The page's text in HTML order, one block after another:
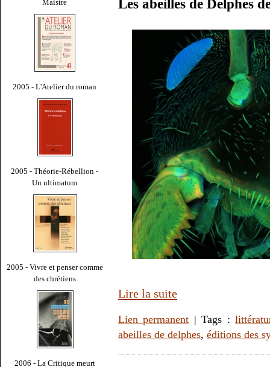
Maistre
2005 - L'Atelier du roman
2005 - Théorie-Rébellion -
Un ultimatum
2005 - Vivre et penser comme
des chrétiens
2006 - La Critique meurt
Les abeilles de Delphes
Lire la suite
Lien permanent | Tags :
abeilles de delphes, éditions des